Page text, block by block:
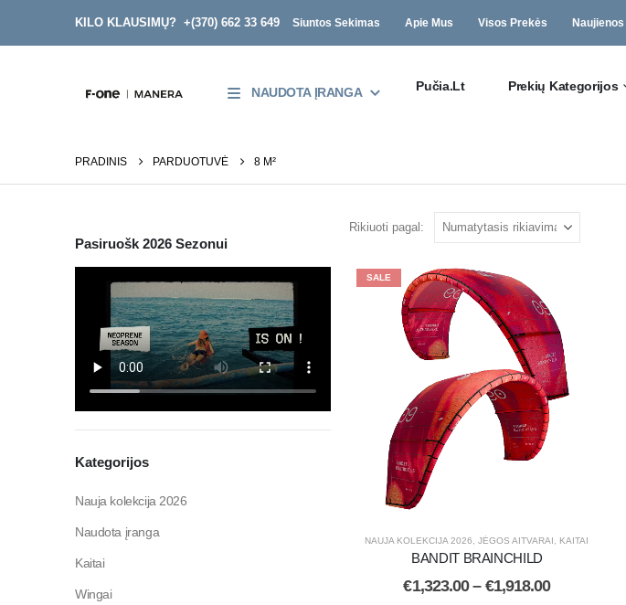
KILO KLAUSIMŲ? +(370) 662 33 649 Siuntos Sekimas Apie Mus Visos Prekės Naujienos
NAUDOTA ĮRANGA Pučia.lt Prekių Kategorijos
PRADINIS PARDUOTUVĖ 8 M²
Rikiuoti pagal:
SALE
NAUJA KOLEKCIJA 2026,JĖGOS AITVARAI, KAITAI
BANDIT BRAINCHILD
€1,323.00 – €1,918.00
Pasiruošk 2026 Sezonui
Kategorijos
Nauja kolekcija 2026
Naudota įranga
Kaitai
Wingai